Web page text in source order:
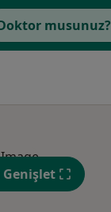
musunuz?
Per,
13 Ağustos
Genişlet